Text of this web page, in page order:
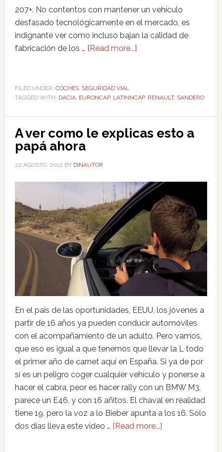
207+. No contentos con mantener un vehículo
desfasado tecnológicamente en el mercado, es
indignante ver como incluso bajan la calidad de
fabricación de los … [Read more...]
FILED UNDER: COCHES, SEGURIDAD VIAL
TAGGED WITH: DACIA, EURONCAP, LATINNCAP, RENAULT, SANDERO
A ver como le explicas esto a
papá ahora
22 AGOSTO, 2012 BY DINAUTOR
En el país de las oportunidades, EEUU, los jóvenes a
partir de 16 años ya pueden conducir automóviles
con el acompañamiento de un adulto. Pero vamos,
que eso es igual a que tenemos que llevar la L todo
el primer año de carnet aquí en España. Si ya de por
sí es un peligro coger cualquier vehículo y ponerse a
hacer el cabra, peor es hacer rally con un BMW M3,
parece un E46, y con 16 añitos. El chaval en realidad
tiene 19, pero la voz a lo Bieber apunta a los 16. Sólo
dos días lleva este vídeo … [Read more...]